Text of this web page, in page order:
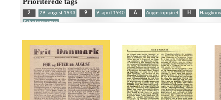
2 29. august 1943 9 9. april 1940 A Augustoprøret H
Sabotagevagter
Yderligere tags
Aalborg Aalborg Privatbaner Amalienborg
Andersen, Alsing,
Christian X
Christmas Møller, John, politiker D Dagmarhus Dansk Aero
Esbjerg
Eskelund, Karl, chef for Udenrigsministeriets Pressebureau F
Damgaard, Hans, biskop
G Goebbels, Joseph Gørtz, Ebbe, general
Helsingør
Hjemmefronten, blad Holland Hvidbogen I
Ikke-